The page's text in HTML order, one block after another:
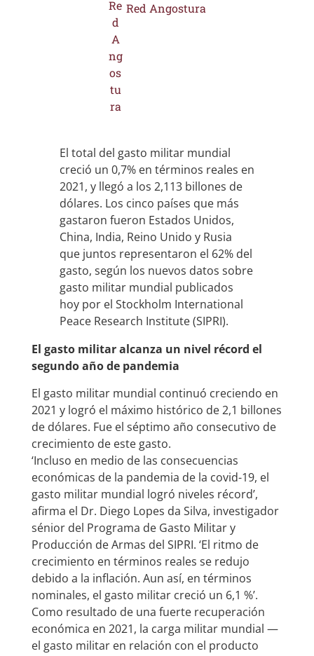
Red Angostura
El total del gasto militar mundial
creció un 0,7% en términos reales en
2021, y llegó a los 2,113 billones de
dólares. Los cinco países que más
gastaron fueron Estados Unidos,
China, India, Reino Unido y Rusia
que juntos representaron el 62% del
gasto, según los nuevos datos sobre
gasto militar mundial publicados
hoy por el Stockholm International
Peace Research Institute (SIPRI).
El gasto militar alcanza un nivel récord el
segundo año de pandemia
El gasto militar mundial continuó creciendo en
2021 y logró el máximo histórico de 2,1 billones
de dólares. Fue el séptimo año consecutivo de
crecimiento de este gasto.
‘Incluso en medio de las consecuencias
económicas de la pandemia de la covid-19, el
gasto militar mundial logró niveles récord’,
afirma el Dr. Diego Lopes da Silva, investigador
sénior del Programa de Gasto Militar y
Producción de Armas del SIPRI. ‘El ritmo de
crecimiento en términos reales se redujo
debido a la inflación. Aun así, en términos
nominales, el gasto militar creció un 6,1 %’.
Como resultado de una fuerte recuperación
económica en 2021, la carga militar mundial —
el gasto militar en relación con el producto